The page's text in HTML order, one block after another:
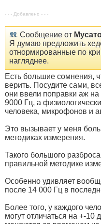
- - - Добавлено - - -
Сообщение от
Я думаю предложить
отнормированные по
нагляднее.
Есть большие сомнения,
верить. Посудите сами,
они ввели поправки аж на
9000 Гц, а
человека, микрофонов и
Это вызывает у меня
методиках измерения.
Такого большого
правильной методике
Особенно удивляет
после 14 000 Гц в
Более того, у каждого
могут отличаться на +-